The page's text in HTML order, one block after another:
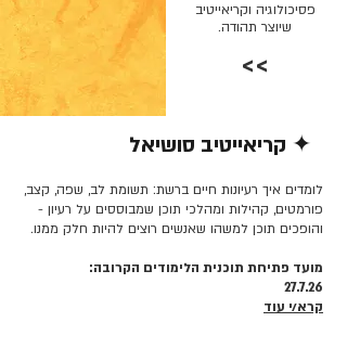
פסיכולוגיה וקריאייטיב
שיוצר תהודה.
>>
✦ קריאייטיב סושיאל
לומדים איך רעיונות חיים ברשת: תשומת לב, שפה, קצב,
פורמטים, קהילות ומהלכי תוכן שמבוססים על רעיון -
והופכים תוכן למשהו שאנשים רוצים להיות חלק ממנו.
מועד פתיחת תוכנית הלימודים הקרובה:
27.7.26
קרא/י עוד